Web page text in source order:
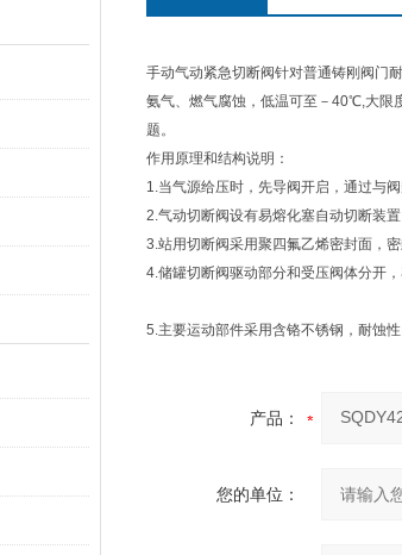
手动气动紧急切断阀针对普通铸刚阀门
氨气、燃气腐蚀，低温可至－40℃,大限
题。
作用原理和结构说明：
1.当气源给压时，先导阀开启，通过与
2.气动切断阀设有易熔化塞自动切断装
3.站用切断阀采用聚四氟乙烯密封面，密
4.储罐切断阀驱动部分和受压阀体分开
5.主要运动部件采用含铬不锈钢，耐蚀性
产品：
您的单位：